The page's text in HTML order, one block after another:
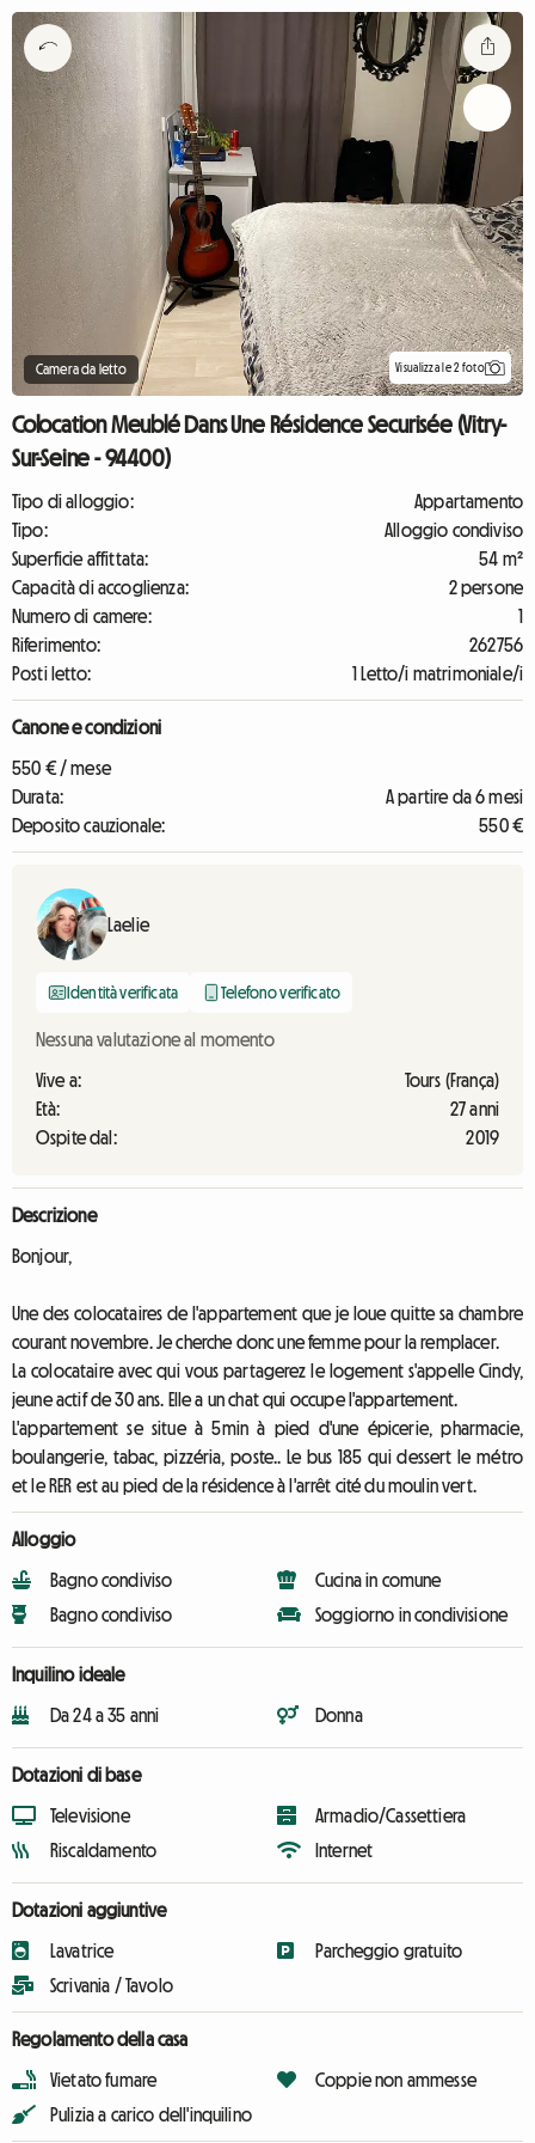
Camera da letto Visualizza le 2 foto
Colocation Meublé Dans Une Résidence Securisée (Vitry-
Sur-Seine - 94400)
Tipo di alloggio:
Appartamento
Tipo:
Alloggio condiviso
Superficie affittata:
54 m²
Capacità di accoglienza:
2 persone
Numero di camere:
1
Riferimento:
262756
Posti letto:
1 Letto/i matrimoniale/i
Canone e condizioni
550 € / mese
Durata:
A partire da 6 mesi
Deposito cauzionale:
550 €
Laelie
Identità verificata Telefono verificato
Nessuna valutazione al momento
Vive a:
Tours (França)
Età:
27 anni
Ospite dal:
2019
Descrizione
Bonjour,
Une des colocataires de l'appartement que je loue quitte sa chambre
courant novembre. Je cherche donc une femme pour la remplacer.
La colocataire avec qui vous partagerez le logement s'appelle Cindy,
jeune actif de 30 ans. Elle a un chat qui occupe l'appartement.
L'appartement se situe à 5min à pied d'une épicerie, pharmacie,
boulangerie, tabac, pizzéria, poste.. Le bus 185 qui dessert le métro
et le RER est au pied de la résidence à l'arrêt cité du moulin vert.
Alloggio
Bagno condiviso
Bagno condiviso
Cucina in comune
Soggiorno in condivisione
Inquilino ideale
Da 24 a 35 anni Donna
Dotazioni di base
Televisione
Riscaldamento
Armadio/Cassettiera
Internet
Dotazioni aggiuntive
Lavatrice
Scrivania / Tavolo
Parcheggio gratuito
Regolamento della casa
Vietato fumare
Pulizia a carico dell'inquilino
Coppie non ammesse